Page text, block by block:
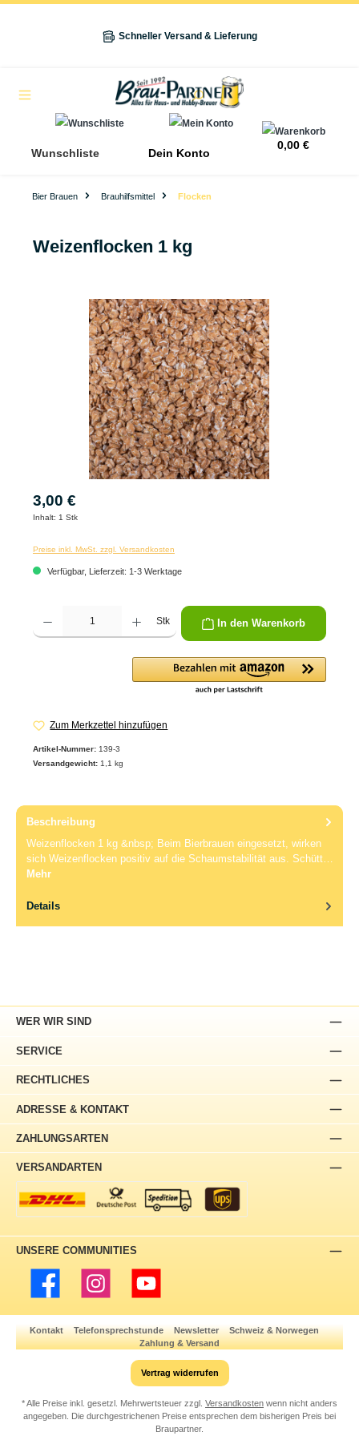
Schneller Versand & Lieferung
Wunschliste Dein Konto
0,00 €
Bier Brauen Brauhilfsmittel Flocken
Weizenflocken 1 kg
Bildergalerie überspringen
3,00 €
Inhalt: 1 Stk
Preise inkl. MwSt. zzgl. Versandkosten
Verfügbar, Lieferzeit: 1-3 Werktage
Produkt Anzahl: Gib den gewünschten Wert ein oder benutze die Schaltflächen um
Stk In den Warenkorb
Zum Merkzettel hinzufügen
Artikel-Nummer: 139-3
Versandgewicht: 1,1 kg
Beschreibung
Weizenflocken 1 kg &nbsp; Beim Bierbrauen eingesetzt, wirken
sich Weizenflocken positiv auf die Schaumstabilität aus. Schütt…
Mehr
Details
ADRESSE & KONTAKT
WER WIR SIND
SERVICE
RECHTLICHES
ZAHLUNGSARTEN
VERSANDARTEN
UNSERE COMMUNITIES
Facebook Instagram YouTube
Kontakt Telefonsprechstunde Newsletter
Schweiz & Norwegen
Zahlung & Versand
Vertrag widerrufen
* Alle Preise inkl. gesetzl. Mehrwertsteuer zzgl. Versandkosten wenn nicht anders
angegeben. Die durchgestrichenen Preise entsprechen dem bisherigen Preis bei
Braupartner.